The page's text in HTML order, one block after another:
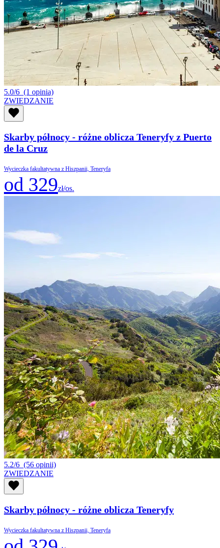
5.0/6 (1 opinia)
ZWIEDZANIE
Skarby północy - różne oblicza Teneryfy z Puerto
de la Cruz
Wycieczka fakultatywna z Hiszpanii, Teneryfa
od 329zł/os.
5.2/6 (56 opinii)
ZWIEDZANIE
Skarby północy - różne oblicza Teneryfy
Wycieczka fakultatywna z Hiszpanii, Teneryfa